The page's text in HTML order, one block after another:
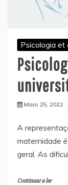
Psicologia et
Maio 25, 2022
A
maternidade
geral. As
Continuar a ler